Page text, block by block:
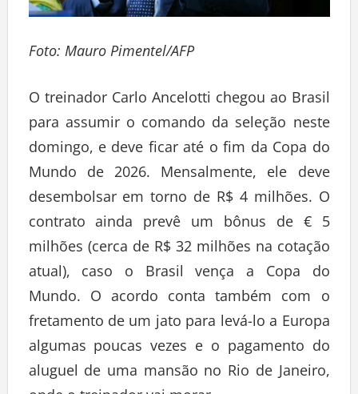
Foto: Mauro Pimentel/AFP
O treinador Carlo Ancelotti chegou ao Brasil
para assumir o comando da seleção neste
domingo, e deve ficar até o fim da Copa do
Mundo de 2026. Mensalmente, ele deve
desembolsar em torno de R$ 4 milhões. O
contrato ainda prevê um bônus de € 5
milhões (cerca de R$ 32 milhões na cotação
atual), caso o Brasil vença a Copa do
Mundo. O acordo conta também com o
fretamento de um jato para levá-lo a Europa
algumas poucas vezes e o pagamento do
aluguel de uma mansão no Rio de Janeiro,